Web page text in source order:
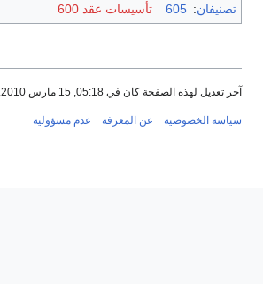
تصنيفان:
605 تأسيسات عقد 600
آخر تعديل لهذه الصفحة كان في 05:18, 15 مارس 2010.
سياسة الخصوصية عن المعرفة عدم مسؤولية